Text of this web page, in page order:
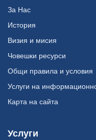
За Нас
История
Визия и мисия
Човешки ресурси
Общи правила и условия
Услуги на
Карта на сайта
Услуги